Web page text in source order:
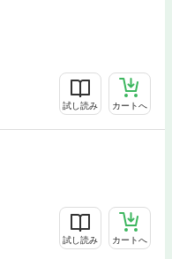
試し読み カートへ
試し読み カートへ